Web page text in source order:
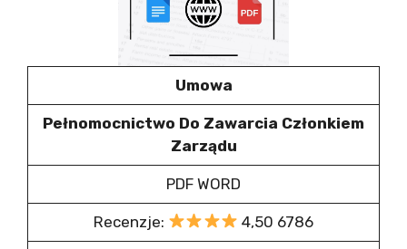
Umowa
Pełnomocnictwo Do Zawarcia Członkiem
Zarządu
PDF WORD
Recenzje: 4,50 6786